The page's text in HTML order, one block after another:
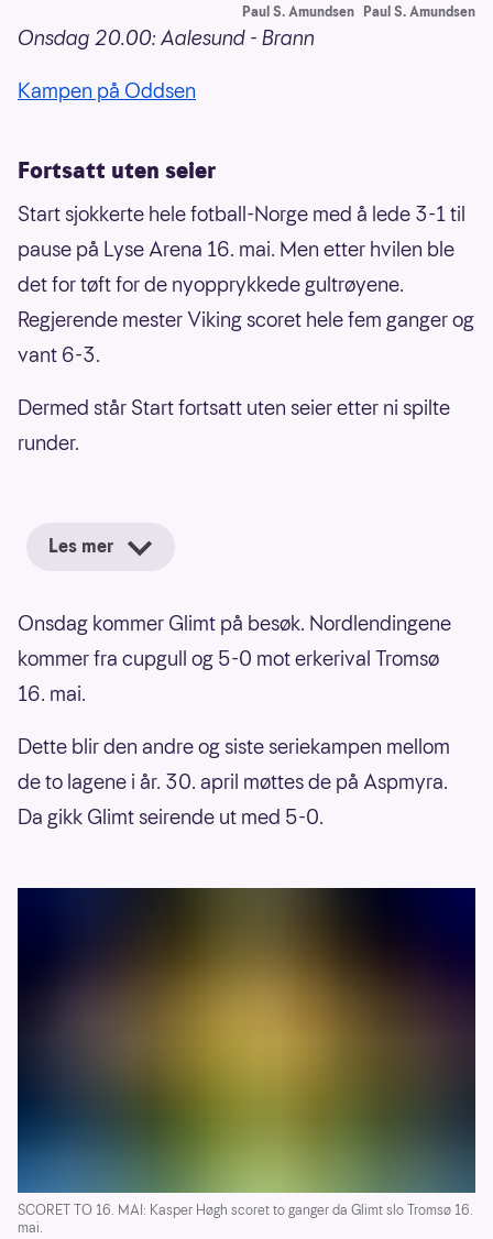
Paul S. Amundsen Paul S. Amundsen
Onsdag 20.00: Aalesund - Brann
Kampen på Oddsen
Fortsatt uten seier
Start sjokkerte hele fotball-Norge med å lede 3-1 til
pause på Lyse Arena 16. mai. Men etter hvilen ble
det for tøft for de nyopprykkede gultrøyene.
Regjerende mester Viking scoret hele fem ganger og
vant 6-3.
Dermed står Start fortsatt uten seier etter ni spilte
runder.
Les mer
Onsdag kommer Glimt på besøk. Nordlendingene
kommer fra cupgull og 5-0 mot erkerival Tromsø
16. mai.
Dette blir den andre og siste seriekampen mellom
de to lagene i år. 30. april møttes de på Aspmyra.
Da gikk Glimt seirende ut med 5-0.
SCORET TO 16. MAI: Kasper Høgh scoret to ganger da Glimt slo Tromsø 16.
mai.